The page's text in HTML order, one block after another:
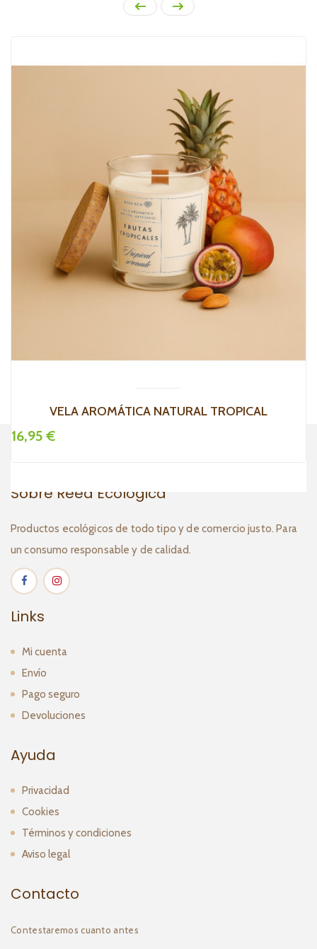
VELA AROMÁTICA NATURAL TROPICAL
16,95 €
Sobre Reed Ecológica
Productos ecológicos de todo tipo y de comercio justo. Para
un consumo responsable y de calidad.
Links
Mi cuenta
Envío
Pago seguro
Devoluciones
Ayuda
Privacidad
Cookies
Términos y condiciones
Aviso legal
Contacto
Contestaremos cuanto antes